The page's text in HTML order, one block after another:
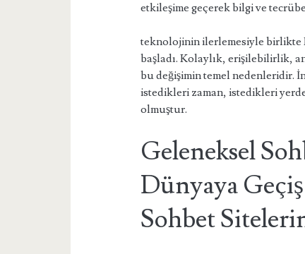
etkileşime geçerek bilgi ve
teknolojinin ilerlemesiyle birlikte
başladı. Kolaylık, erişilebilirlik,
bu değişimin temel nedenleridir.
istedikleri zaman, istedikleri
olmuştur.
Geleneksel
Dünyaya
Sohbet